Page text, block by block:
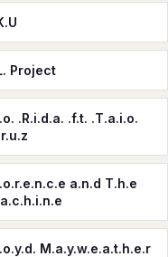
Project
.R.i.d.a. .f.t. .T.a.i.o.
a.n.d T.h.e
M.a.y.w.e.a.t.h.e.r